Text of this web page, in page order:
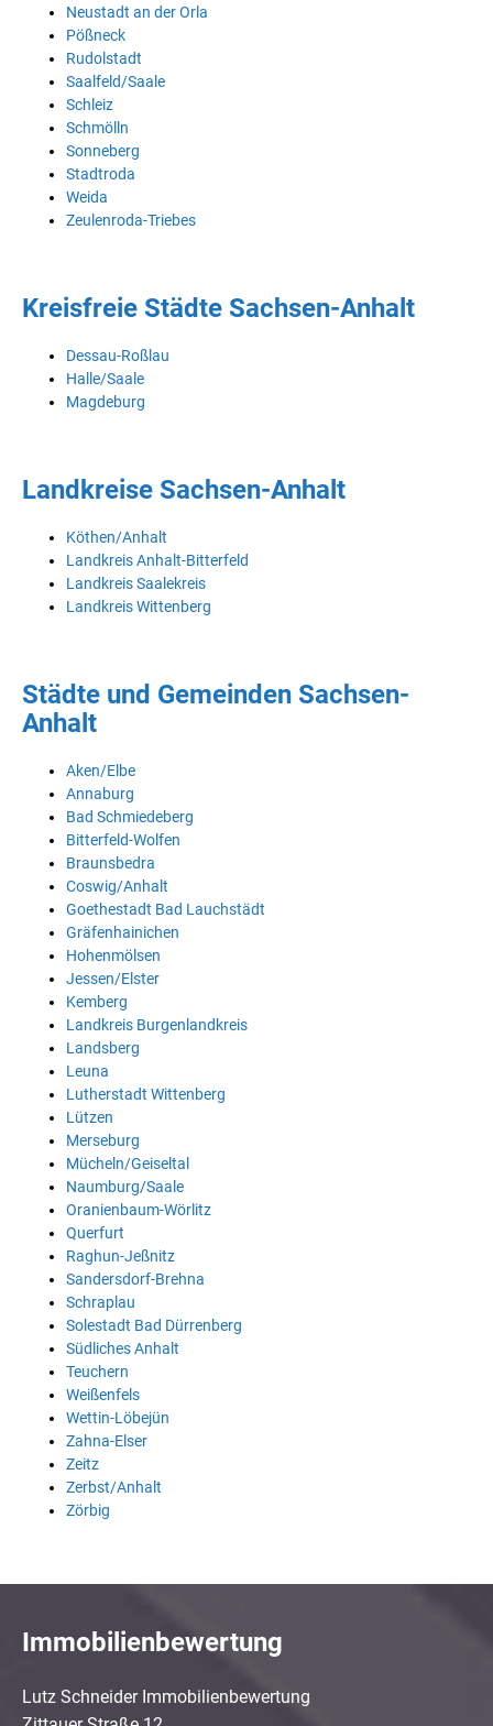
Neustadt an der Orla
Pößneck
Rudolstadt
Saalfeld/Saale
Schleiz
Schmölln
Sonneberg
Stadtroda
Weida
Zeulenroda-Triebes
Kreisfreie Städte Sachsen-Anhalt
Dessau-Roßlau
Halle/Saale
Magdeburg
Landkreise Sachsen-Anhalt
Köthen/Anhalt
Landkreis Anhalt-Bitterfeld
Landkreis Saalekreis
Landkreis Wittenberg
Städte und Gemeinden Sachsen-
Anhalt
Aken/Elbe
Annaburg
Bad Schmiedeberg
Bitterfeld-Wolfen
Braunsbedra
Coswig/Anhalt
Goethestadt Bad Lauchstädt
Gräfenhainichen
Hohenmölsen
Jessen/Elster
Kemberg
Landkreis Burgenlandkreis
Landsberg
Leuna
Lutherstadt Wittenberg
Lützen
Merseburg
Mücheln/Geiseltal
Naumburg/Saale
Oranienbaum-Wörlitz
Querfurt
Raghun-Jeßnitz
Sandersdorf-Brehna
Schraplau
Solestadt Bad Dürrenberg
Südliches Anhalt
Teuchern
Weißenfels
Wettin-Löbejün
Zahna-Elser
Zeitz
Zerbst/Anhalt
Zörbig
Immobilienbewertung
Lutz Schneider Immobilienbewertung